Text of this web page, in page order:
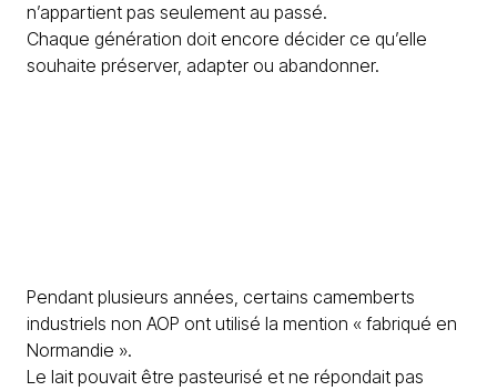
n’appartient pas seulement au passé.
Chaque génération doit encore décider ce qu’elle
souhaite préserver, adapter ou abandonner.
Pendant plusieurs années, certains camemberts
industriels non AOP ont utilisé la mention « fabriqué en
Normandie ».
Le lait pouvait être pasteurisé et ne répondait pas